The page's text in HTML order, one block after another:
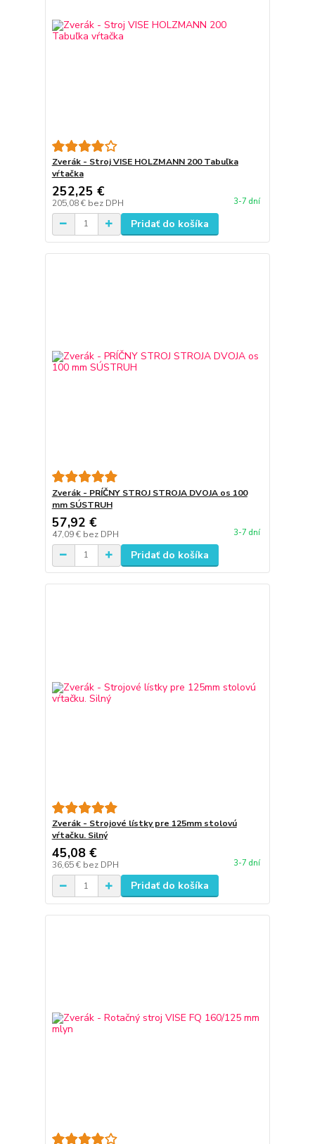
Zverák - Stroj VISE HOLZMANN 200 Tabuľka
vŕtačka
252,25 €
205,08 € bez DPH 3-7 dní
Pridať do košíka
Zverák - PRÍČNY STROJ STROJA DVOJA os 100
mm SÚSTRUH
57,92 €
47,09 € bez DPH 3-7 dní
Pridať do košíka
Zverák - Strojové lístky pre 125mm stolovú
vŕtačku. Silný
45,08 €
36,65 € bez DPH 3-7 dní
Pridať do košíka